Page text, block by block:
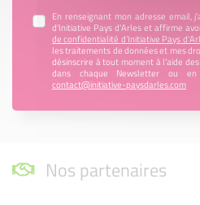
En renseignant mon adresse email,
d'Initiative Pays d'Arles et affirme
de confidentialité d’Initiative Pays
les traitements de données et mes
désinscrire à tout moment à l’aide
dans chaque Newsletter ou
contact@initiative-paysdarles.com
Nos partenaires